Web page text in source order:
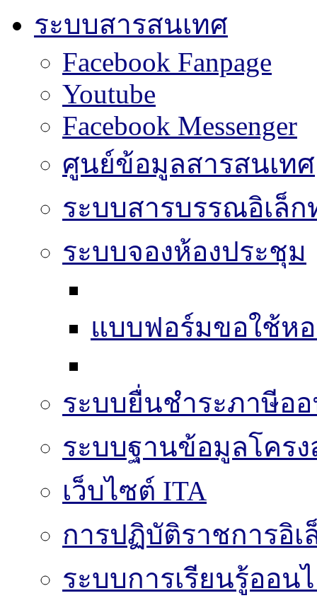
ระบบสารสนเทศ
Facebook Fanpage
Youtube
Facebook Messenger
ศูนย์ข้อมูลสารสนเทศ
ระบบสารบรรณอิเล็
ระบบจองห้องประชุม
แบบฟอร์มขอใช้ห
ระบบยื่นชำระภาษีอ
ระบบฐานข้อมูลโคร
เว็บไซต์ ITA
การปฏิบัติราชการอิ
ระบบการเรียนรู้ออน